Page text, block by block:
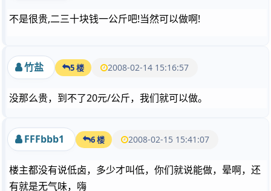
不是很贵,二三十块钱一公斤吧!当然可以做啊!
竹盐 5 楼 2008-02-14 15:16:57
没那么贵，到不了20元/公斤，我们就可以做。
FFFbbb1 6 楼 2008-02-15 15:41:07
楼主都没有说低卤，多少才叫低，你们就说能做，晕啊，还
有就是无气味，嗨